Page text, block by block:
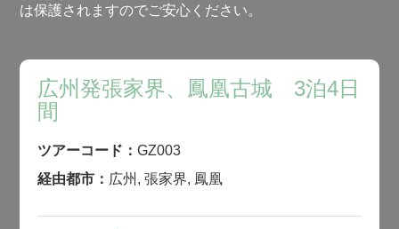
は保護されますのでご安心ください。
広州発張家界、鳳凰古城 3泊4日
間
ツアーコード：GZ003
経由都市： 広州 ,張家界, 鳳凰